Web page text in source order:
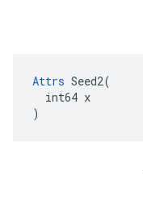
Attrs Seed2(
  int64 x
)